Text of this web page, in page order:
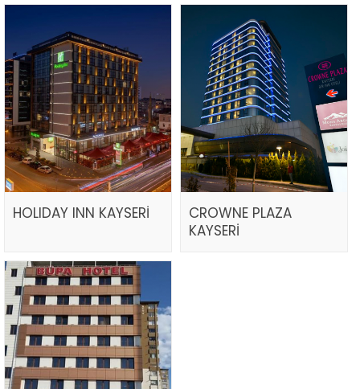
HOLIDAY INN KAYSERİ
CROWNE PLAZA
KAYSERİ